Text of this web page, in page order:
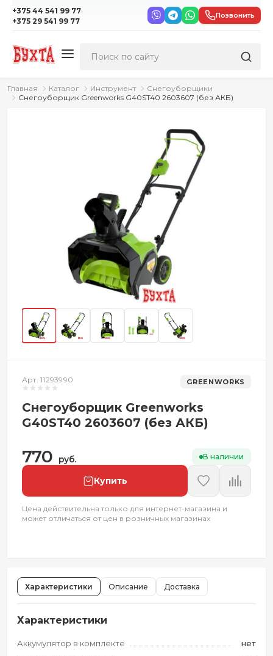
+375 44 541 99 77·
+375 29 541 99 77
Позвонить
Главная Каталог Инструмент
Снегоуборщики
Снегоуборщик Greenworks G40ST40 2603607 (без АКБ)
Арт. 11293990 GREENWORKS
Снегоуборщик Greenworks
G40ST40 2603607 (без АКБ)
770 руб. В наличии
Купить
Цена действительна только для интернет-магазина и
может отличаться от цен в розничных магазинах
Характеристики Описание Доставка
Характеристики
Аккумулятор в комплекте
нет